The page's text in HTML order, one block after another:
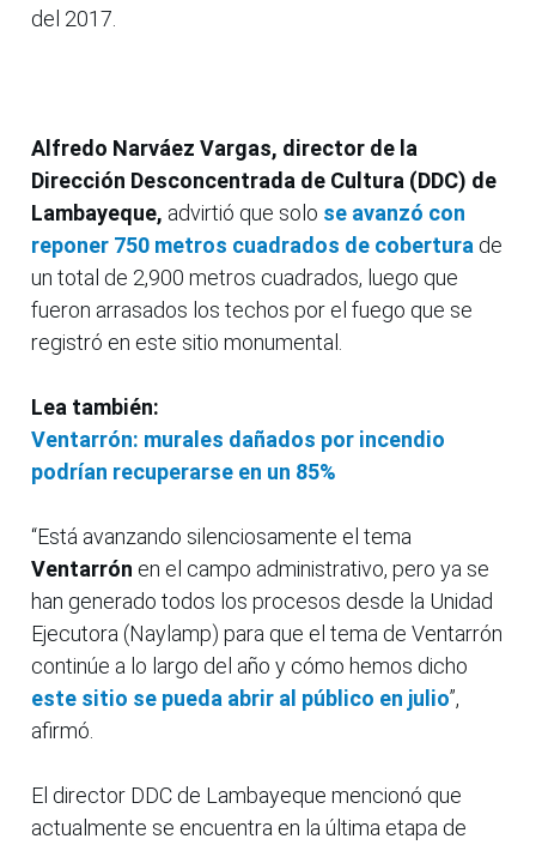
del 2017.
Alfredo Narváez Vargas, director de la
Dirección Desconcentrada de Cultura (DDC) de
Lambayeque, advirtió que solo se avanzó con
reponer 750 metros cuadrados de cobertura de
un total de 2,900 metros cuadrados, luego que
fueron arrasados los techos por el fuego que se
registró en este sitio monumental.
Lea también:
Ventarrón: murales dañados por incendio
podrían recuperarse en un 85%
“Está avanzando silenciosamente el tema
Ventarrón en el campo administrativo, pero ya se
han generado todos los procesos desde la Unidad
Ejecutora (Naylamp) para que el tema de Ventarrón
continúe a lo largo del año y cómo hemos dicho
este sitio se pueda abrir al público en julio”,
afirmó.
El director DDC de Lambayeque mencionó que
actualmente se encuentra en la última etapa de